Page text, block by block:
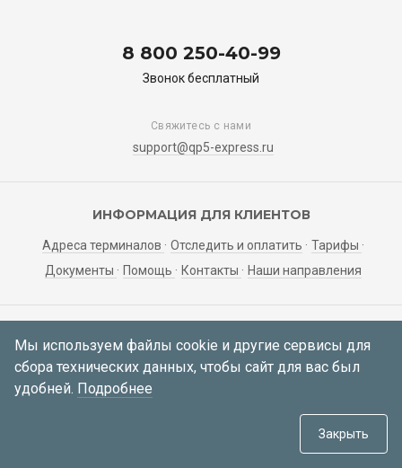
8 800 250-40-99
Звонок бесплатный
Свяжитесь с нами
support@qp5-express.ru
ИНФОРМАЦИЯ ДЛЯ КЛИЕНТОВ
Адреса терминалов Отследить и оплатить
Тарифы
Документы
Помощь Контакты Наши направления
ЛИЧНЫЙ КАБИНЕТ
Мои заявки Регистрация Вход
634034, Томская область, г. Томск,
Мы используем файлы cookie и другие сервисы для
сбора технических данных, чтобы сайт для вас был
удобней. Подробнее
Закрыть